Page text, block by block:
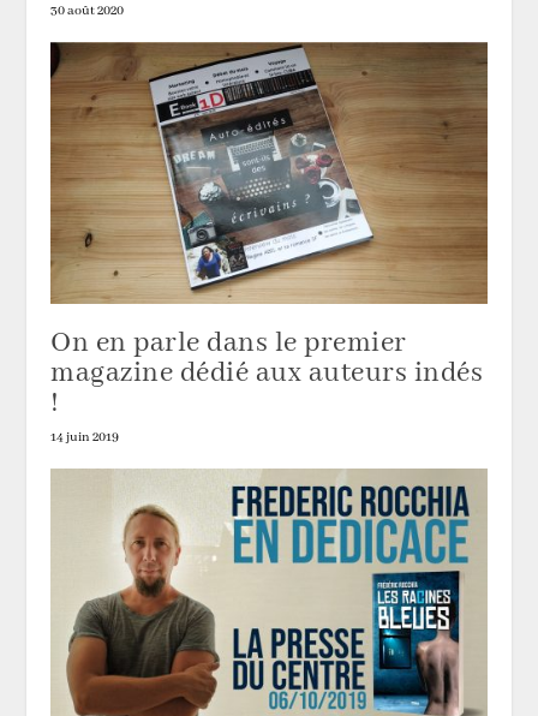
30 août 2020
On en parle dans le premier
magazine dédié aux auteurs indés
!
14 juin 2019